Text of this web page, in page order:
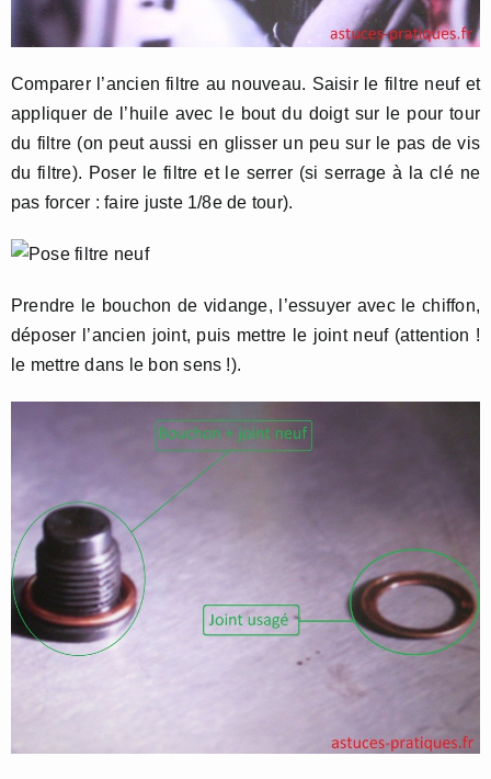
Comparer l’ancien filtre au nouveau. Saisir le filtre neuf et
appliquer de l’huile avec le bout du doigt sur le pour tour
du filtre (on peut aussi en glisser un peu sur le pas de vis
du filtre). Poser le filtre et le serrer (si serrage à la clé ne
pas forcer : faire juste 1/8e de tour).
Prendre le bouchon de vidange, l’essuyer avec le chiffon,
déposer l’ancien joint, puis mettre le joint neuf (attention !
le mettre dans le bon sens !).